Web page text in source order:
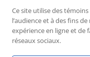
Ce site utilise des
l’audience et à des fins
expérience en ligne et de
réseaux sociaux.